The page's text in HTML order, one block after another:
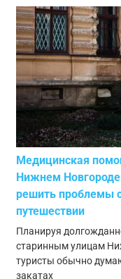
Медицинская
Нижнем
решить проблемы
путешествии
Планируя
старинным улицам
туристы обычно
закатах